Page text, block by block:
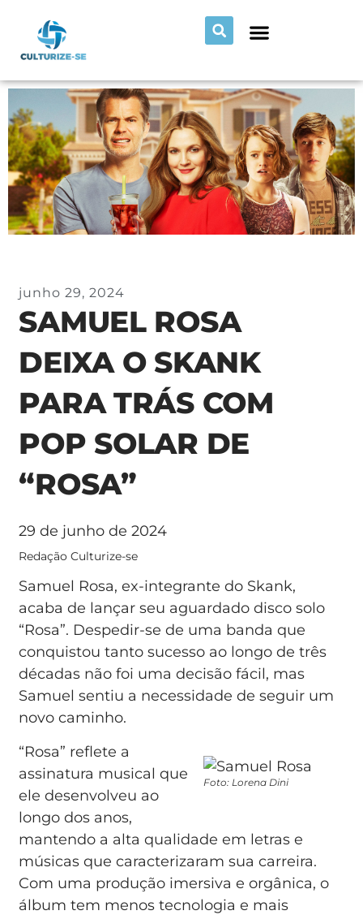
junho 29, 2024
SAMUEL ROSA
DEIXA O SKANK
PARA TRÁS COM
POP SOLAR DE
“ROSA”
29 de junho de 2024
Redação Culturize-se
Samuel Rosa, ex-integrante do Skank,
acaba de lançar seu aguardado disco solo
“Rosa”. Despedir-se de uma banda que
conquistou tanto sucesso ao longo de três
décadas não foi uma decisão fácil, mas
Samuel sentiu a necessidade de seguir um
novo caminho.
Foto: Lorena Dini
“Rosa” reflete a
assinatura musical que
ele desenvolveu ao
longo dos anos,
mantendo a alta qualidade em letras e
músicas que caracterizaram sua carreira.
Com uma produção imersiva e orgânica, o
álbum tem menos tecnologia e mais